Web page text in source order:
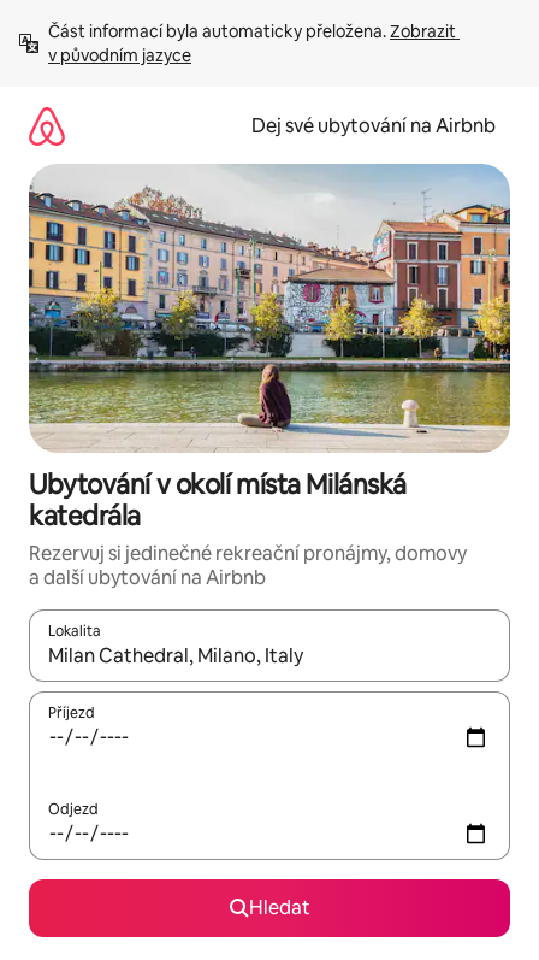
obsah
Část informací byla automaticky přeložena. Zobrazit
v původním jazyce
Dej své ubytování na Airbnb
Ubytování v okolí místa Milánská
katedrála
Rezervuj si jedinečné rekreační pronájmy, domovy
a další ubytování na Airbnb
Lokalita
Až budou výsledky k dispozici, můžeš si je procházet pomocí
Příjezd
Odjezd
Hledat